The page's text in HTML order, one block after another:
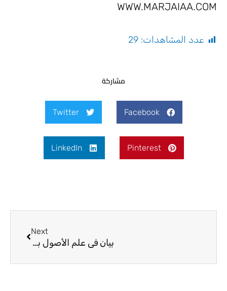
عدد المشاهدات: 29
مشاركة
Facebook
Twitter
Pinterest
LinkedIn
Next
بيان في علم الأصول بخصوص بحث السيد الصدر- قدس